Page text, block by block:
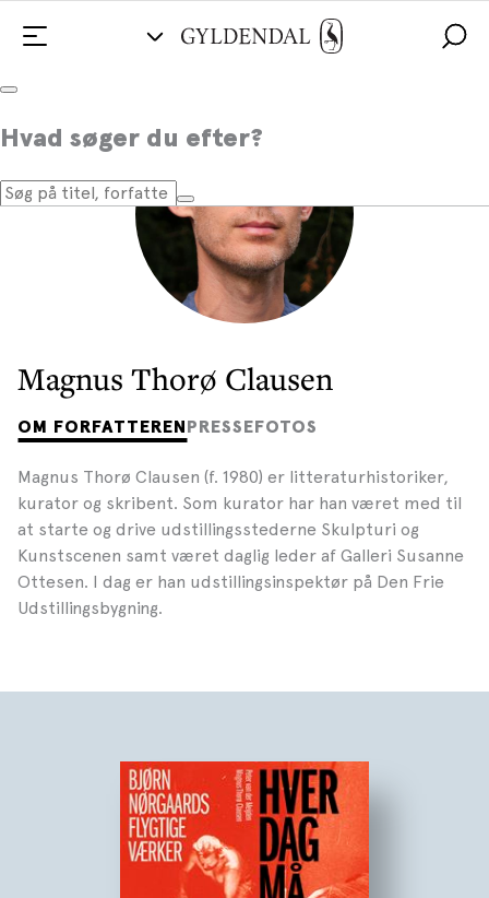
Hvad søger du efter?
Magnus Thorø Clausen
OM FORFATTERENPRESSEFOTOS
Magnus Thorø Clausen (f. 1980) er litteraturhistoriker,
kurator og skribent. Som kurator har han været med til
at starte og drive udstillingsstederne Skulpturi og
Kunstscenen samt været daglig leder af Galleri Susanne
Ottesen. I dag er han udstillingsinspektør på Den Frie
Udstillingsbygning.